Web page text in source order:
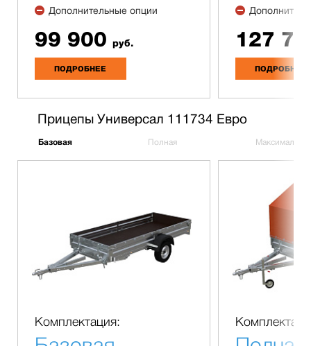
Дополнительные опции
99 900 руб.
ПОДРОБНЕЕ
127
ПОДРОБНЕЕ
Прицепы Универсал 111734 Евро
Базовая Полная Максимальная
Комплектация: